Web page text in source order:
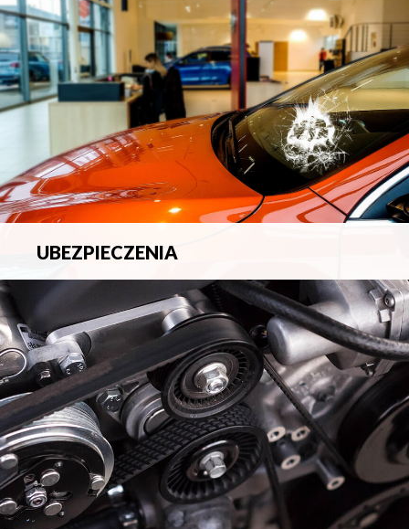
UBEZPIECZENIA
Pełna ochrona ubezpieczeniowa w zakresie wszelkich